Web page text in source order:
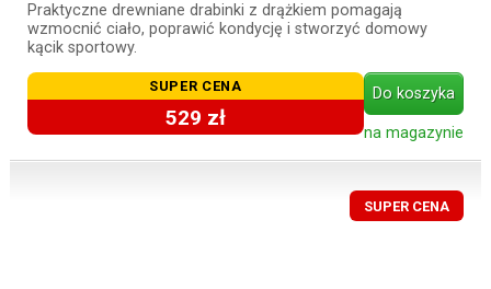
Praktyczne drewniane drabinki z drążkiem pomagają
wzmocnić ciało, poprawić kondycję i stworzyć domowy
kącik sportowy.
SUPER CENA
529 zł
Do koszyka
na magazynie
SUPER CENA